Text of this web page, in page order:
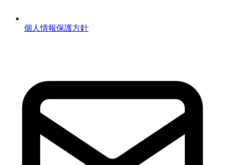
個人情報保護方針